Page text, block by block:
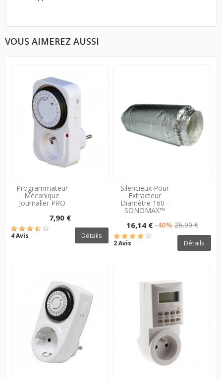
VOUS AIMEREZ AUSSI
Programmateur
Mécanique
Journalier PRO
7,90 €
4 Avis Détails
Silencieux Pour
Extracteur
Diamètre 160 -
SONOMAX™
16,14 € -40% 26,90 €
2 Avis Détails